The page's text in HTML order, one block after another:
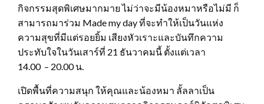
กิจกรรมสุดพิเศษมากมาย ไม่ว่าจะมีน้องหมาหรือไม่มี ก็
สามารถมาร่วม Made my day ที่จะทำให้เป็นวันแห่ง
ความสุขที่มีแต่รอยยิ้ม เสียงหัวเราะและบันทึกความ
ประทับใจในวันเสาร์ที่ 21 ธันวาคมนี้ ตั้งแต่เวลา
14.00 – 20.00 น.
เปิดพื้นที่ความสนุก ให้คุณและน้องหมา ลั้ลลาเป็น